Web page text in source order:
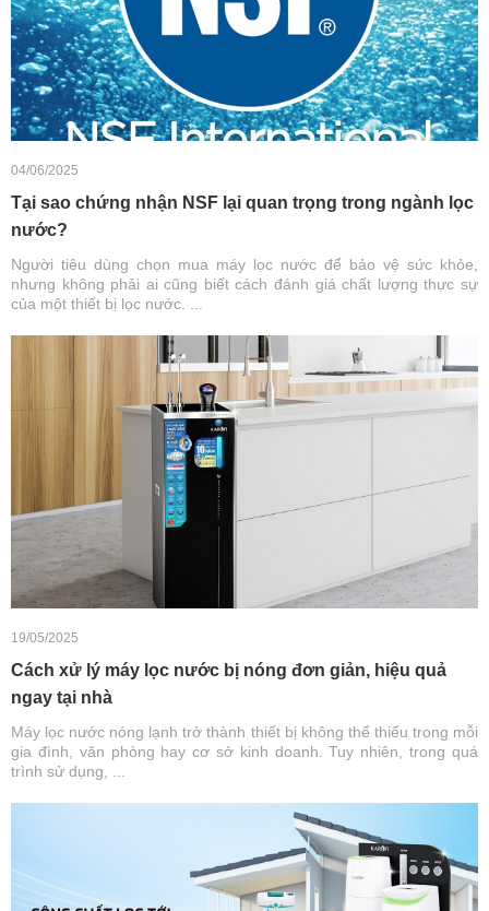
04/06/2025
Tại sao chứng nhận NSF lại quan trọng trong ngành lọc
nước?
Người tiêu dùng chọn mua máy lọc nước để bảo vệ sức khỏe,
nhưng không phải ai cũng biết cách đánh giá chất lượng thực sự
của một thiết bị lọc nước. ...
19/05/2025
Cách xử lý máy lọc nước bị nóng đơn giản, hiệu quả
ngay tại nhà
Máy lọc nước nóng lạnh trở thành thiết bị không thể thiếu trong mỗi
gia đình, văn phòng hay cơ sở kinh doanh. Tuy nhiên, trong quá
trình sử dụng, ...